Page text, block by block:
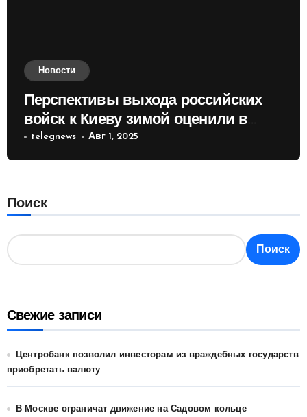
Новости
Перспективы выхода российских
войск к Киеву зимой оценили в
России
telegnews Авг 1, 2025
Поиск
Поиск
Свежие записи
Центробанк позволил инвесторам из враждебных государств
приобретать валюту
В Москве ограничат движение на Садовом кольце